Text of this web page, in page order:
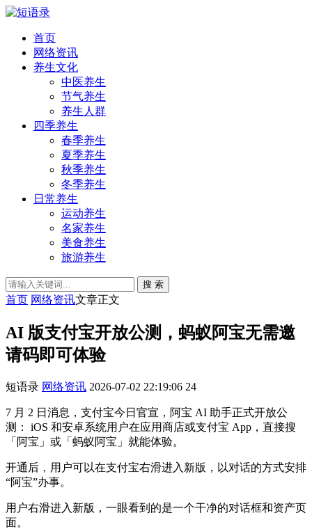
首页
网络资讯
养生文化
中医养生
节气养生
养生人群
四季养生
春季养生
夏季养生
秋季养生
冬季养生
日常养生
运动养生
名家养生
美食养生
旅游养生
搜 索
首页 网络资讯文章正文
AI 版支付宝开放公测，蚂蚁阿宝无需邀
请码即可体验
短语录 网络资讯 2026-07-02 22:19:06 24
7 月 2 日消息，支付宝今日官宣，阿宝 AI 助手正式开放公
测： iOS 和安卓系统用户在应用商店或支付宝 App，直接搜
「阿宝」或「蚂蚁阿宝」就能体验。
开通后，用户可以在支付宝右滑进入新版，以对话的方式安排
“阿宝”办事。
用户右滑进入新版，一眼看到的是一个干净的对话框和资产页
面。